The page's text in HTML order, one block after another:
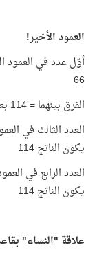
العمود الأخير!
66
الفرق بينهما = 114 بعدد سور القرآن!
يكون الناتج 114
يكون الناتج 114
علاقة "النساء" بقاعدة